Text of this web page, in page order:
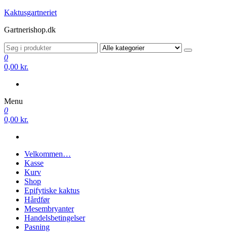
Videre
indhold
Kaktusgartneriet
Gartnerishop.dk
0
0,00 kr.
Menu
0
0,00 kr.
Velkommen…
Kasse
Kurv
Shop
Epifytiske kaktus
Hårdfør
Mesembryanter
Handelsbetingelser
Pasning